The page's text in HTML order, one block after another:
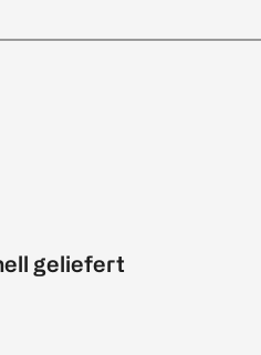
geliefert